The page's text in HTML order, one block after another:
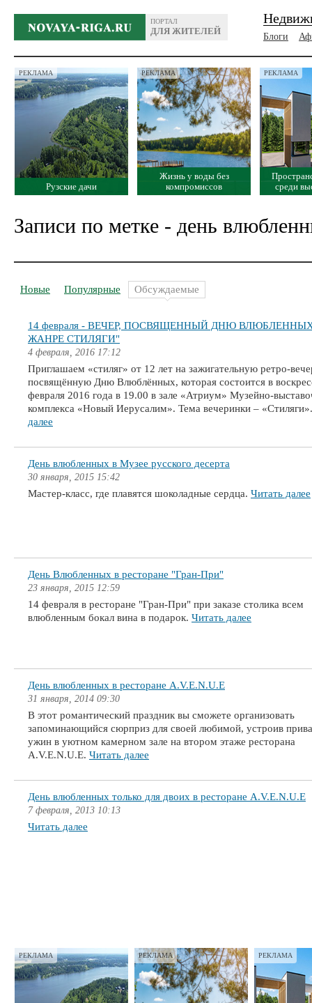
ПОРТАЛ
ДЛЯ ЖИТЕЛЕЙ
Блоги
РЕКЛАМА
Рузские дачи
РЕКЛАМА
Жизнь у воды без
компромиссов
РЕКЛАМА
среди
Записи по метке - день
Новые Популярные Обсуждаемые
14 февраля - ВЕЧЕР, ПОСВЯЩЕННЫЙ ДНЮ
ЖАНРЕ СТИЛЯГИ"
4 февраля, 2016 17:12
Приглашаем «стиляг» от 12 лет на зажигательную ретро-
посвящённую Дню Влюблённых, которая состоится в
февраля 2016 года в 19.00 в зале «Атриум» Музейно-
комплекса «Новый Иерусалим». Тема вечеринки –
далее
День влюбленных в Музее русского десерта
30 января, 2015 15:42
Мастер-класс, где плавятся шоколадные сердца. Читать далее
День Влюбленных в ресторане "Гран-При"
23 января, 2015 12:59
14 февраля в ресторане "Гран-При" при заказе столика всем
влюбленным бокал вина в подарок. Читать далее
День влюбленных в ресторане A.V.E.N.U.E
31 января, 2014 09:30
В этот романтический праздник вы сможете организовать
запоминающийся сюрприз для своей любимой, устроив
ужин в уютном камерном зале на втором этаже ресторана
A.V.E.N.U.E. Читать далее
День влюбленных только для двоих в ресторане A.V.E.N.U.E
7 февраля, 2013 10:13
Читать далее
РЕКЛАМА РЕКЛАМА РЕКЛАМА